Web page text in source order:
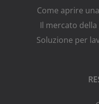
Come aprire
Il mercato
Soluzione per